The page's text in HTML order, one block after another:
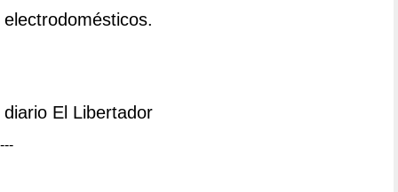
electrodomésticos.
diario El Libertador
---